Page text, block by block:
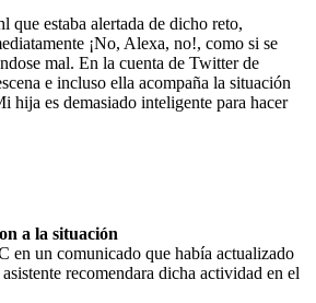
estaba alertada de dicho reto,
¡No, Alexa, no!, como si se
mal. En la cuenta de Twitter de
e incluso ella acompaña la situación
hija es demasiado inteligente para hacer
a la situación
en un comunicado que había actualizado
recomendara dicha actividad en el